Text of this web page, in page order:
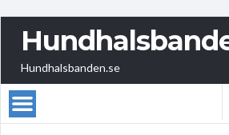
Hundhalsbanden.se